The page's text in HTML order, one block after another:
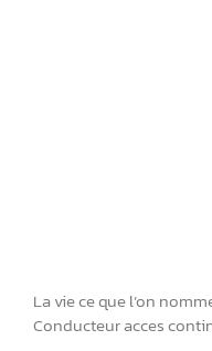
La vie ce que l’on
Conducteur acces